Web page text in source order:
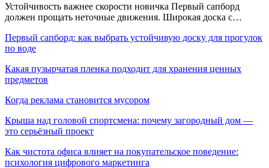
Устойчивость важнее скорости новичка Первый сапборд
должен прощать неточные движения. Широкая доска с…
Первый сапборд: как выбрать устойчивую доску для прогулок
по воде
Какая пузырчатая пленка подходит для хранения ценных
предметов
Когда реклама становится мусором
Крыша над головой спортсмена: почему загородный дом —
это серьёзный проект
Как чистота офиса влияет на покупательское поведение:
психология цифрового маркетинга